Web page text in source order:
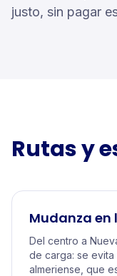
justo, sin pagar
Rutas y
Mudanza
Del centro a
de carga: se
almeriense, que